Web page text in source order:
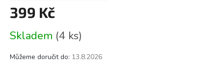
399 Kč
cena:
Skladem (4 ks)
Můžeme doručit do: 13.8.2026